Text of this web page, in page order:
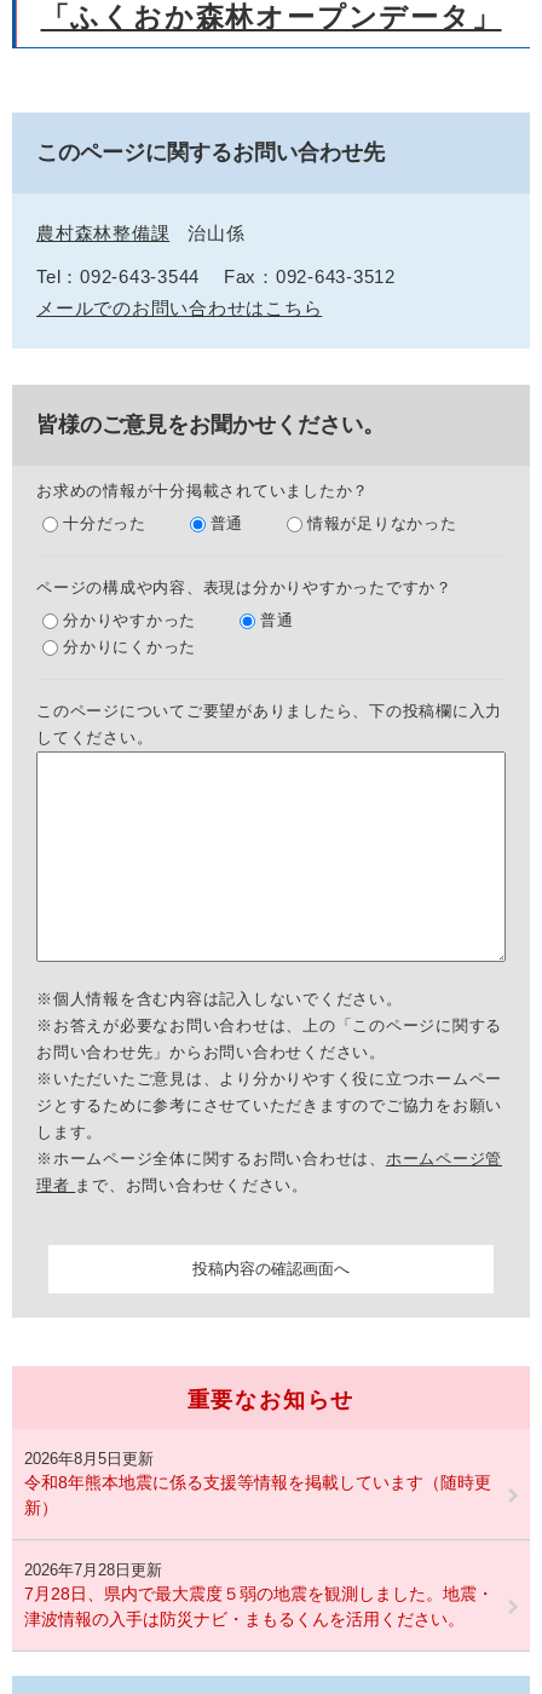
「ふくおか森林オープンデータ」
このページに関するお問い合わせ先
農村森林整備課 治山係
Tel：092-643-3544
Fax：092-643-3512
メールでのお問い合わせはこちら
皆様のご意見をお聞かせください。
お求めの情報が十分掲載されていましたか？
十分だった
普通 情報が足りなかった
ページの構成や内容、表現は分かりやすかったですか？
分かりやすかった
普通
分かりにくかった
このページについてご要望がありましたら、下の投稿欄に入力
してください。
※個人情報を含む内容は記入しないでください。
※お答えが必要なお問い合わせは、上の「このページに関する
お問い合わせ先」からお問い合わせください。
※いただいたご意見は、より分かりやすく役に立つホームペー
ジとするために参考にさせていただきますのでご協力をお願い
します。
※ホームページ全体に関するお問い合わせは、 ホームページ管
理者 まで、お問い合わせください。
重要なお知らせ
2026年8月5日更新
令和8年熊本地震に係る支援等情報を掲載しています（随時更
新）
2026年7月28日更新
7月28日、県内で最大震度５弱の地震を観測しました。地震・
津波情報の入手は防災ナビ・まもるくんを活用ください。